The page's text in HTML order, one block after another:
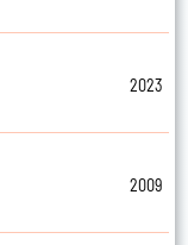
2023
2009